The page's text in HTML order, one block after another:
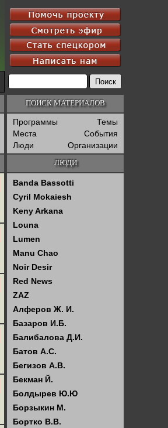
ПОИСК МАТЕРИАЛОВ
Программы
Темы
Места
События
Люди
Организации
ЛЮДИ
Banda Bassotti
Cyril Mokaiesh
Keny Arkana
Louna
Lumen
Manu Chao
Noir Desir
Red News
ZAZ
Алферов Ж. И.
Базаров И.Б.
Балибалова Д.И.
Батов А.С.
Бегизов А.В.
Бекман Й.
Болдырев Ю.Ю
Борзыкин М.
Бортко В.В.